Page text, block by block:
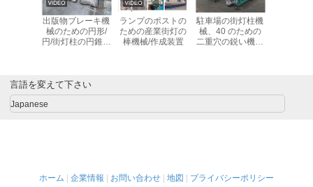
出版物ブレーキ機
械のための円形/
円/街灯柱の円錐工
ランプのポストの
ための産業街灯の
棒機械/作成装置
駐車場の街灯柱機
械、40 のための
二重穴の鋭い機械
言語を変えて下さい
Japanese
ホーム 企業情報 お問い合わせ 地図 プライバシーポリシー